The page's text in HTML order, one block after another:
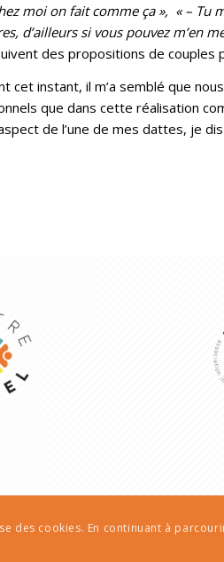
moi on fait comme ça », « – Tu
d’ailleurs si vous pouvez m’en
des propositions de
cet instant, il m’a semblé que
que dans cette réalisation
de l’une de mes dattes, je dis
des cookies. En continuant à